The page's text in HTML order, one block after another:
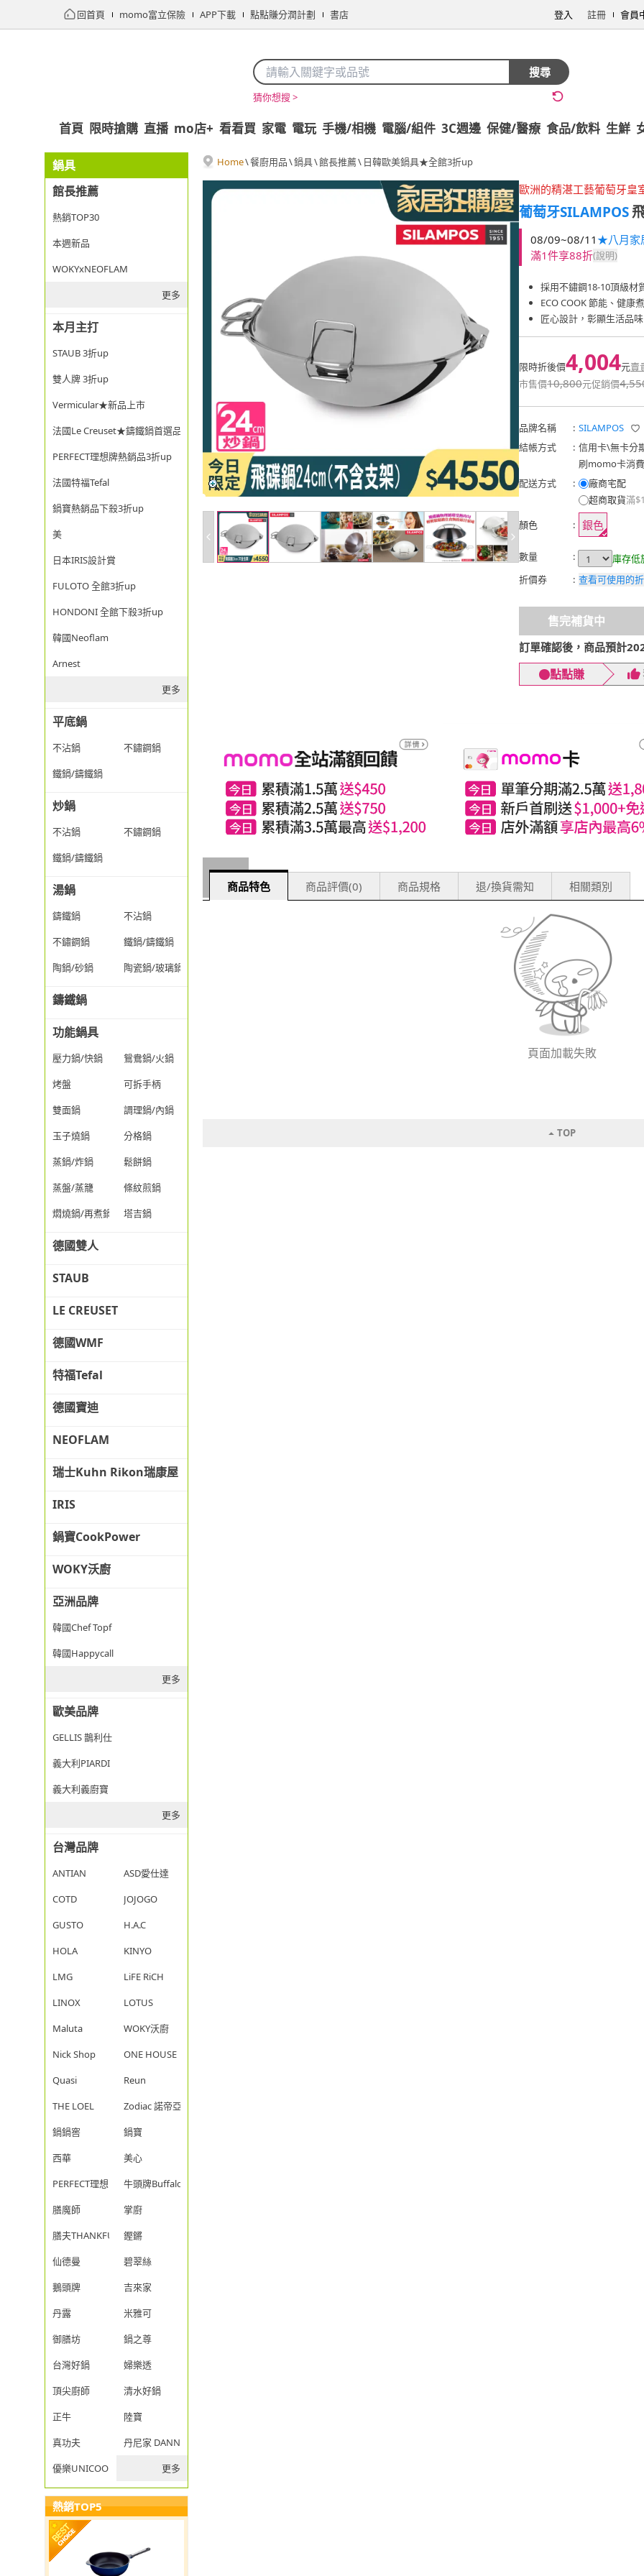
回首頁 momo富立保險 APP下載 點點賺分潤計劃 書店 登入 註冊 會員
搜尋
猜你想搜 >
首頁 限時搶購 直播 mo店+ 看看買 家電 電玩 手機/相機 電腦/組件 3C週邊 保健/醫療 食品/飲料 生鮮
鍋具
館長推薦
熱銷TOP30
本週新品
WOKYxNEOFLAM
更多
本月主打
STAUB 3折up
雙人牌 3折up
Vermicular★新品上市
法國Le Creuset★鑄鐵鍋首選品牌
PERFECT理想牌熱銷品3折up
法國特福Tefal
鍋寶熱銷品下殺3折up
美
日本IRIS設計賞
FULOTO 全館3折up
HONDONI 全館下殺3折up
韓國Neoflam
Arnest
更多
平底鍋
不沾鍋
不鏽鋼鍋
鐵鍋/鑄鐵鍋
炒鍋
不沾鍋
不鏽鋼鍋
鐵鍋/鑄鐵鍋
湯鍋
鑄鐵鍋
不沾鍋
不鏽鋼鍋
鐵鍋/鑄鐵鍋
陶鍋/砂鍋
陶瓷鍋/玻璃鍋/透明鍋
鑄鐵鍋
功能鍋具
壓力鍋/快鍋
鴛鴦鍋/火鍋
烤盤
可拆手柄
雙面鍋
調理鍋/內鍋
玉子燒鍋
分格鍋
蒸鍋/炸鍋
鬆餅鍋
蒸盤/蒸籠
條紋煎鍋
燜燒鍋/再煮鍋
塔吉鍋
德國雙人
STAUB
LE CREUSET
德國WMF
特福Tefal
德國寶迪
NEOFLAM
瑞士Kuhn Rikon瑞康屋
IRIS
鍋寶CookPower
WOKY沃廚
亞洲品牌
韓國Chef Topf
韓國Happycall
更多
歐美品牌
GELLIS 鵲利仕
義大利PIARDI
義大利義廚寶
更多
台灣品牌
ANTIAN
ASD愛仕達
COTD
JOJOGO
GUSTO
H.A.C
HOLA
KINYO
LMG
LiFE RiCH
LINOX
LOTUS
Maluta
WOKY沃廚
Nick Shop
ONE HOUSE
Quasi
Reun
THE LOEL
Zodiac 諾帝亞
鍋鍋窖
鍋寶
西華
美心
PERFECT理想
牛頭牌Buffalo
膳魔師
掌廚
膳夫THANKFUL
鏗鏘
仙德曼
碧翠絲
鵝頭牌
吉來家
丹露
米雅可
御膳坊
鍋之尊
台灣好鍋
婦樂透
頂尖廚師
清水好鍋
正牛
陸寶
真功夫
丹尼家 DANNY JIA
優樂UNICOOK
更多
熱銷TOP5
Home\餐廚用品\鍋具\館長推薦\ 日韓歐美鍋具★全館3折up
歐洲的精湛工藝葡萄牙皇
葡萄牙SILAMPOS
08/09~08/11 ★八月家
滿1件享88折(說明)
採用不鏽鋼18-10頂級材
ECO COOK 節能、健康煮
匠心設計，彰顯生活品味
限時折後價4,004元賣
市售價10,800元促銷價
品牌名稱 : SILAMPOS
結帳方式
: 信用卡\無卡分
刷momo卡消
配送方式
:
廠商宅配
超商取貨滿
顏色
: 銀色
數量 : 庫存低
折價券
: 查看可使用的
售完補貨中
訂單確認後，商品預計
點點賺
商品特色 商品評價(0) 商品規格 退/換貨需知 相關類別
頁面加載失敗
TOP